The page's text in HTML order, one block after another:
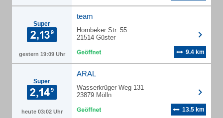
Super
gestern 19:09 Uhr
team
Hornbeker Str. 55
21514 Güster
9.4 km
Super
heute 03:02 Uhr
ARAL
Wasserkrüger Weg 131
23879 Mölln
13.5 km